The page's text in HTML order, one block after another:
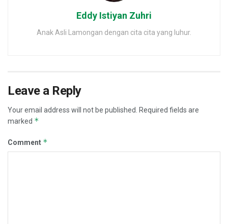
Eddy Istiyan Zuhri
Anak Asli Lamongan dengan cita cita yang luhur.
Leave a Reply
Your email address will not be published. Required fields are
marked *
Comment *